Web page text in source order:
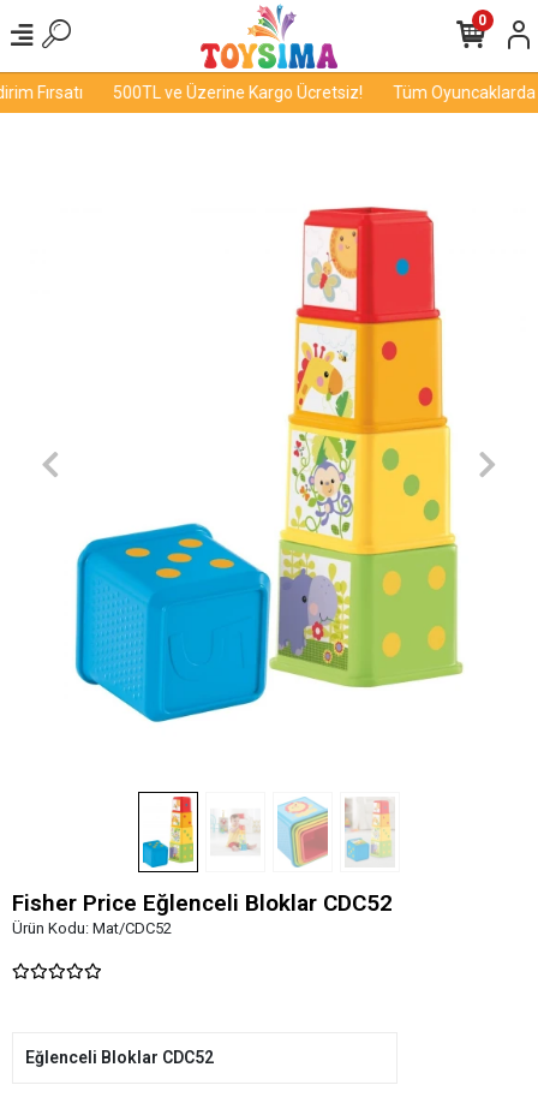
Fırsatı 500TL ve Üzerine Kargo Ücretsiz! Tüm Oyuncaklarda
0
Fisher Price Eğlenceli Bloklar CDC52
Ürün Kodu: Mat/CDC52
Eğlenceli Bloklar CDC52